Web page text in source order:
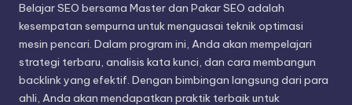
Belajar SEO bersama Master dan Pakar SEO adalah
kesempatan sempurna untuk menguasai teknik optimasi
mesin pencari. Dalam program ini, Anda akan mempelajari
strategi terbaru, analisis kata kunci, dan cara membangun
backlink yang efektif. Dengan bimbingan langsung dari para
ahli, Anda akan mendapatkan praktik terbaik untuk